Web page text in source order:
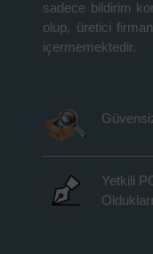
sadece bildirim
olup, üretici
içermemektedir.
Yetkili